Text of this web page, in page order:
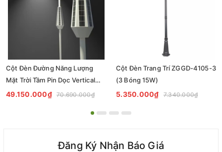
Cột Đèn Đường Năng Lượng
Mặt Trời Tầm Pin Dọc Vertical
Solar Light ZSR-13 Smart City
49.150.000₫ 70.690.000₫
Cột Đèn Trang Trí ZGGD-4105-3
(3 Bóng 15W)
5.350.000₫ 7.340.000₫
Đăng Ký Nhận Báo Giá